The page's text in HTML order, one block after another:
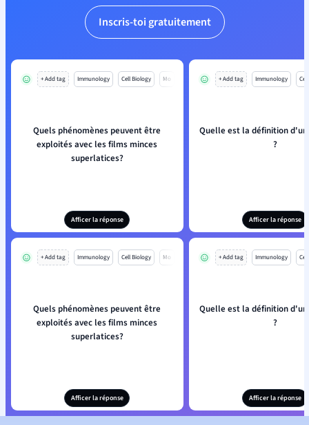
Inscris-toi gratuitement
+ Add tag Immunology Cell Biology Mo
Quels phénomènes peuvent être
exploités avec les films minces
superlatices?
Afficer la réponse
+ Add tag Immunology
Quelle est la définition
?
Afficer la réponse
+ Add tag Immunology Cell Biology Mo
Quels phénomènes peuvent être
exploités avec les films minces
superlatices?
Afficer la réponse
+ Add tag Immunology
Quelle est la définition
?
Afficer la réponse